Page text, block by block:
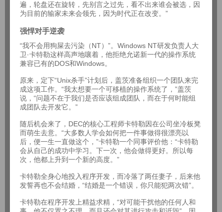
遍，轮盘还在旋转，先别言之过先，看不出来谁会被选，因
为目前的输家未来会领先，因为时代正在改变。”
强悍对手逆袭
“我不会用狗屎去污染（NT）”。Windows NT研发负责人大
卫·卡特勒这样高声地嚷着，他拒绝允诺新一代的操作系统
兼容已有的DOS和Windows。
原来，定下“Unix杀手”计划后，盖茨准备组织一个团队来完
成这项工作。“我太想要一个可移植的操作系统了，”盖茨
说，“问题不在于我们是否应该组成团队，而在于何时能组
成团队去开发它。”
随后机会来了，DEC的核心工程师卡特勒因在公司坐冷板凳
而萌生去意。“大多数人学会如何把一件事做得很漂亮以
后，便一生一直做这个，”卡特勒一个同事评价他：“卡特勒
会从自己的成功中学习。下一次，他会做得更好。所以每
次，他都上升到一个新的高度。”
卡特勒全身心地投入程序开发，而冷落了两任妻子，后来他
发誓再也不会结婚，“结婚是一个错误，你只能犯两次错”。
卡特勒在程序开发上精益求精，“对可能干扰他的任何人和